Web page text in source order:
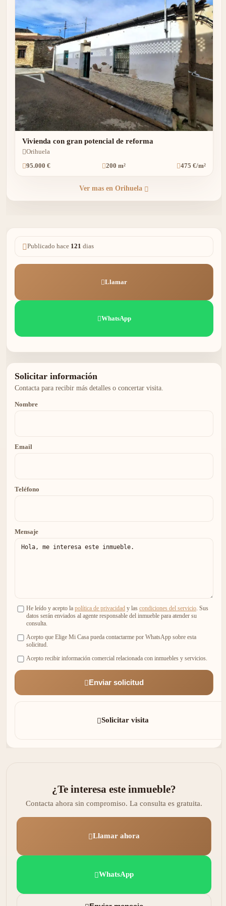
Vivienda con gran potencial de reforma
Orihuela
95.000 €
200 m² 475 €/m²
Ver mas en Orihuela
Publicado hace 121 dias
Llamar
WhatsApp
Solicitar información
Contacta para recibir más detalles o concertar visita.
Nombre
Email
Teléfono
Mensaje
He leído y acepto la política de privacidad y las condiciones del servicio. Sus
datos serán enviados al agente responsable del inmueble para atender su
consulta.
Acepto que Elige Mi Casa pueda contactarme por WhatsApp sobre esta
solicitud.
Acepto recibir información comercial relacionada con inmuebles y servicios.
Enviar solicitud
Solicitar visita
¿Te interesa este inmueble?
Contacta ahora sin compromiso. La consulta es gratuita.
Llamar ahora
WhatsApp